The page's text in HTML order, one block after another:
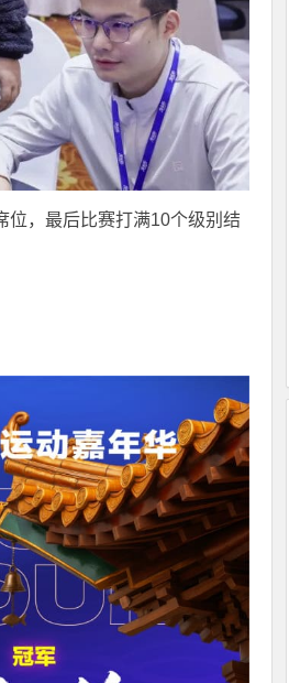
位，最后比赛打满10个级别结